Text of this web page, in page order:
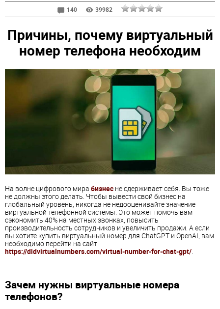
140
39982
Причины, почему виртуальный
номер телефона необходим
На волне цифрового мира бизнес не сдерживает себя. Вы тоже
не должны этого делать. Чтобы вывести свой бизнес на
глобальный уровень, никогда не недооценивайте значение
виртуальной телефонной системы. Это может помочь вам
сэкономить 40% на местных звонках, повысить
производительность сотрудников и увеличить продажи. А если
вы хотите купить виртуальный номер для ChatGPT и OpenAI, вам
необходимо перейти на сайт
https://didvirtualnumbers.com/virtual-number-for-chat-gpt/.
Зачем нужны виртуальные номера
телефонов?